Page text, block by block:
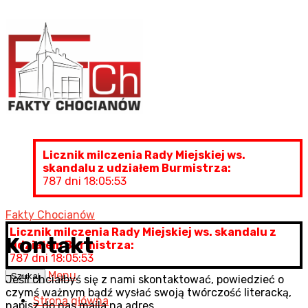
Licznik milczenia Rady Miejskiej ws.
skandalu z udziałem Burmistrza:
787 dni 18:05:54
Fakty Chocianów
Licznik milczenia Rady Miejskiej ws. skandalu z
udziałem Burmistrza:
787 dni 18:05:54
Szukaj
Menu
Strona główna
Kontakt
Jeśli chciałbyś się z nami skontaktować, powiedzieć o
czymś ważnym bądź wysłać swoją twórczość literacką,